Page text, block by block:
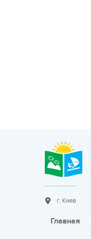
г. Киев
Главная